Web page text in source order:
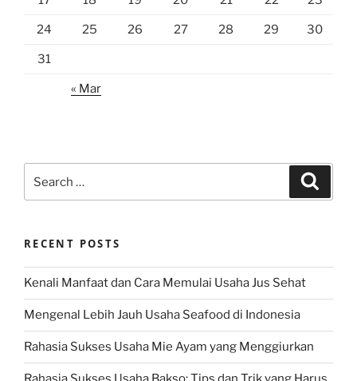
24 25 26 27 28 29 30
31
« Mar
for:
RECENT POSTS
Kenali Manfaat dan Cara Memulai Usaha Jus Sehat
Mengenal Lebih Jauh Usaha Seafood di Indonesia
Rahasia Sukses Usaha Mie Ayam yang Menggiurkan